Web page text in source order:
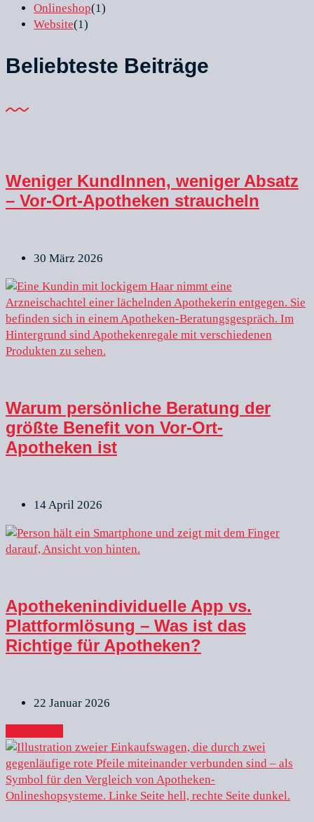
Onlineshop(1)
Website(1)
Beliebteste Beiträge
Weniger KundInnen, weniger Absatz
– Vor-Ort-Apotheken straucheln
30 März 2026
Warum persönliche Beratung der
größte Benefit von Vor-Ort-
Apotheken ist
14 April 2026
Apothekenindividuelle App vs.
Plattformlösung – Was ist das
Richtige für Apotheken?
22 Januar 2026